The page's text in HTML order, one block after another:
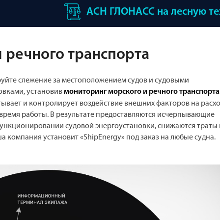
АСН ГЛОНАСС на лесную
транспорта
слежение за местоположением судов и судовыми
установивмониторинг морского и речного транспорта
и контролирует воздействие внешних факторов на
работы. В результате предоставляются исчерпывающие
судовой энергоустановки, снижаются траты
компания установит «ShipEnergy» под заказ на любые судна.